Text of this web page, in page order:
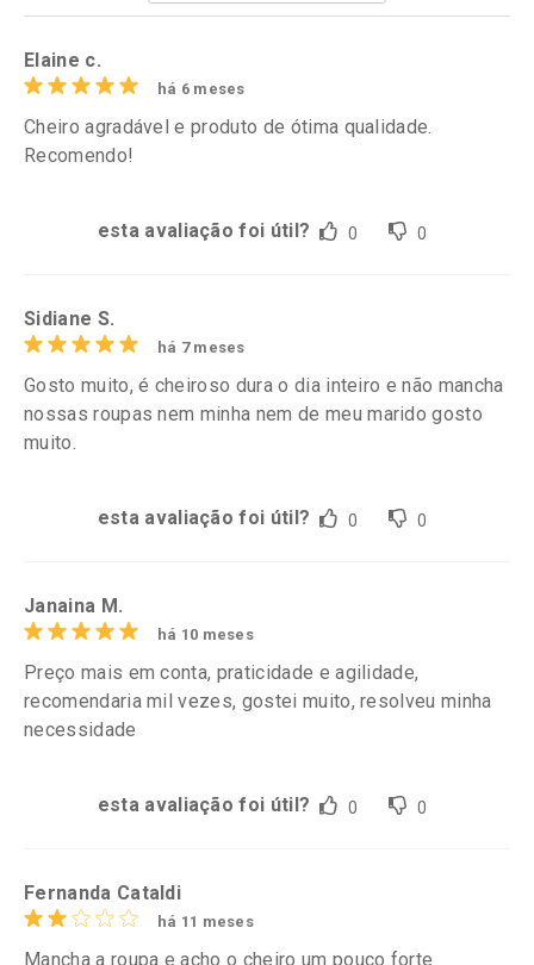
Elaine c.
há 6 meses
Cheiro agradável e produto de ótima qualidade.
Recomendo!
esta avaliação foi útil? 0 0
Sidiane S.
há 7 meses
Gosto muito, é cheiroso dura o dia inteiro e não mancha
nossas roupas nem minha nem de meu marido gosto
muito.
esta avaliação foi útil? 0 0
Janaina M.
há 10 meses
Preço mais em conta, praticidade e agilidade,
recomendaria mil vezes, gostei muito, resolveu minha
necessidade
esta avaliação foi útil? 0 0
Fernanda Cataldi
há 11 meses
Mancha a roupa e acho o cheiro um pouco forte